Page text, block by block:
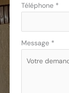
Téléphone *
Message *